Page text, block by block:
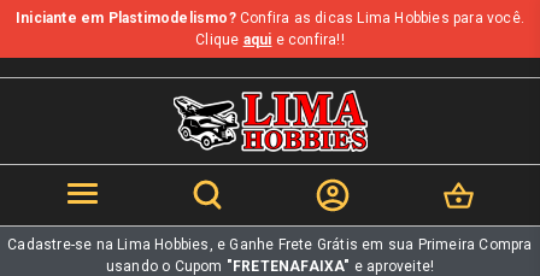
b
Iniciante em Plastimodelismo?Confira as dicas Lima Hobbies para você.
Clique aqui e confira!!
Cadastre-se na Lima Hobbies, e Ganhe Frete Grátis em sua Primeira Compra
usando o Cupom "FRETENAFAIXA" e aproveite!